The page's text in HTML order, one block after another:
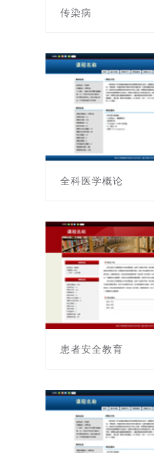
传染病
主讲教师: 王世伟
全科医学概论
主讲教师: 谢波
患者安全教育
主讲教师: 程绪容